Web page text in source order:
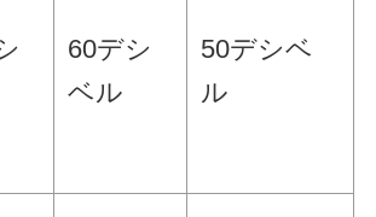
60デシ
ベル
50デシベ
ル